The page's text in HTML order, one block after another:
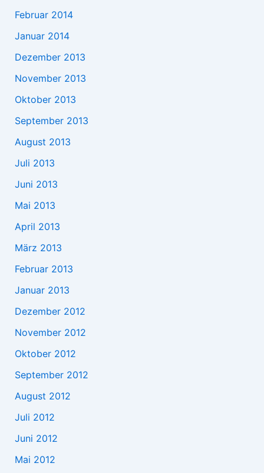
Februar 2014
Januar 2014
Dezember 2013
November 2013
Oktober 2013
September 2013
August 2013
Juli 2013
Juni 2013
Mai 2013
April 2013
März 2013
Februar 2013
Januar 2013
Dezember 2012
November 2012
Oktober 2012
September 2012
August 2012
Juli 2012
Juni 2012
Mai 2012